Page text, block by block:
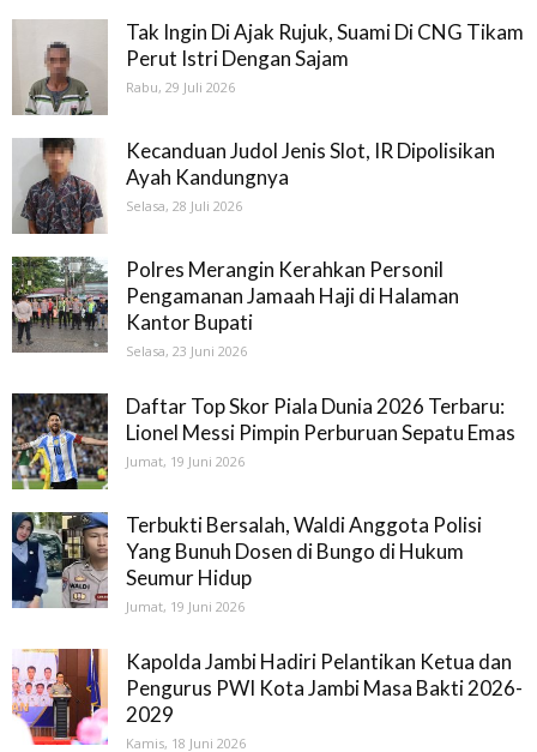
Tak Ingin Di Ajak Rujuk, Suami Di CNG Tikam
Perut Istri Dengan Sajam
Rabu, 29 Juli 2026
Kecanduan Judol Jenis Slot, IR Dipolisikan
Ayah Kandungnya
Selasa, 28 Juli 2026
Polres Merangin Kerahkan Personil
Pengamanan Jamaah Haji di Halaman
Kantor Bupati
Selasa, 23 Juni 2026
Daftar Top Skor Piala Dunia 2026 Terbaru:
Lionel Messi Pimpin Perburuan Sepatu Emas
Jumat, 19 Juni 2026
Terbukti Bersalah, Waldi Anggota Polisi
Yang Bunuh Dosen di Bungo di Hukum
Seumur Hidup
Jumat, 19 Juni 2026
Kapolda Jambi Hadiri Pelantikan Ketua dan
Pengurus PWI Kota Jambi Masa Bakti 2026-
2029
Kamis, 18 Juni 2026